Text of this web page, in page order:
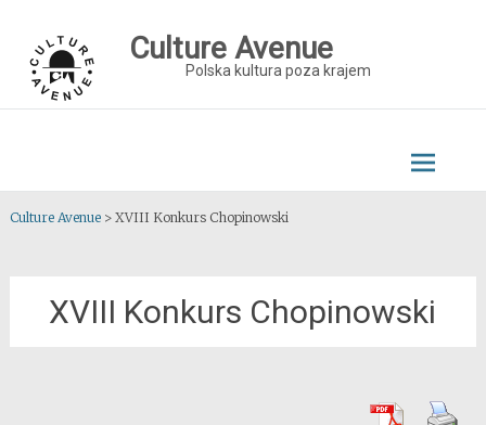
content
Culture Avenue
Polska kultura poza krajem
Culture Avenue> XVIII Konkurs Chopinowski
XVIII Konkurs Chopinowski